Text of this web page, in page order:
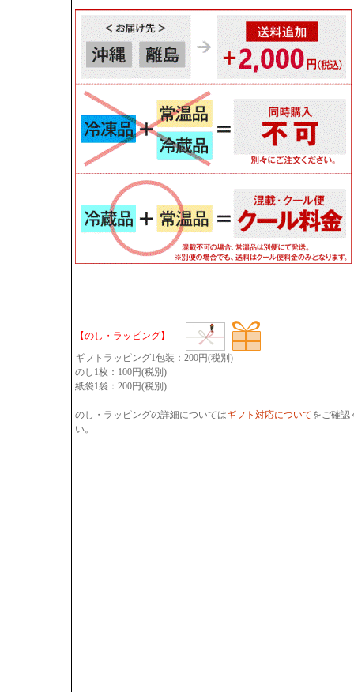
【のし・ラッピング】
ギフトラッピング1包装：200円(税別)
のし1枚：100円(税別)
紙袋1袋：200円(税別)
のし・ラッピングの詳細についてはギフト対応についてをご確認
い。